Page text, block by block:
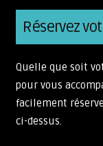
Réservez
Quelle que soit
pour vous
facilement
ci-dessus.